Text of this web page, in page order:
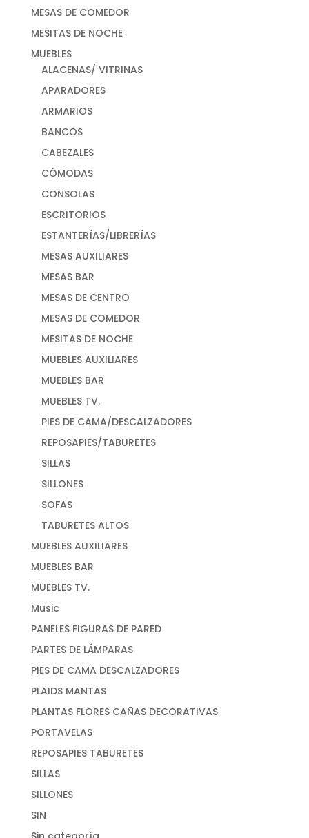
MESAS DE COMEDOR
MESITAS DE NOCHE
MUEBLES
ALACENAS/ VITRINAS
APARADORES
ARMARIOS
BANCOS
CABEZALES
CÓMODAS
CONSOLAS
ESCRITORIOS
ESTANTERÍAS/LIBRERÍAS
MESAS AUXILIARES
MESAS BAR
MESAS DE CENTRO
MESAS DE COMEDOR
MESITAS DE NOCHE
MUEBLES AUXILIARES
MUEBLES BAR
MUEBLES TV.
PIES DE CAMA/DESCALZADORES
REPOSAPIES/TABURETES
SILLAS
SILLONES
SOFAS
TABURETES ALTOS
MUEBLES AUXILIARES
MUEBLES BAR
MUEBLES TV.
Music
PANELES FIGURAS DE PARED
PARTES DE LÁMPARAS
PIES DE CAMA DESCALZADORES
PLAIDS MANTAS
PLANTAS FLORES CAÑAS DECORATIVAS
PORTAVELAS
REPOSAPIES TABURETES
SILLAS
SILLONES
SIN